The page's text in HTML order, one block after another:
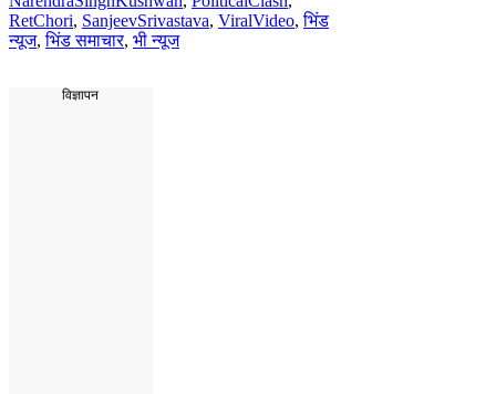
RetChori, SanjeevSrivastava, ViralVideo,भिंड
न्यूज,भिंड समाचार, भी न्यूज
विज्ञापन